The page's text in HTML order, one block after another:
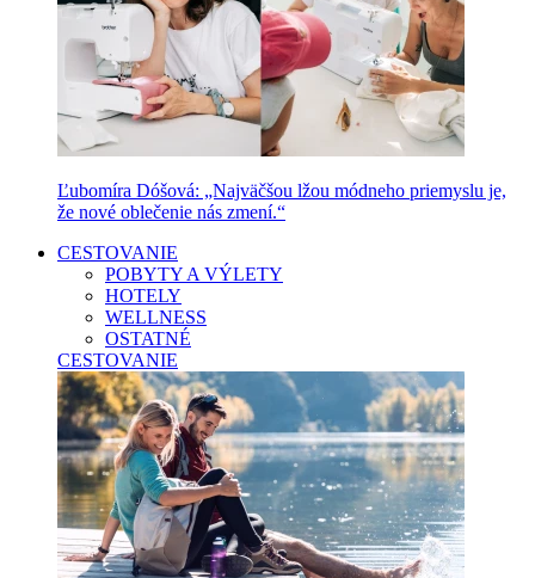
Ľubomíra Dóšová: „Najväčšou lžou módneho priemyslu je,
že nové oblečenie nás zmení.“
CESTOVANIE
POBYTY A VÝLETY
HOTELY
WELLNESS
OSTATNÉ
CESTOVANIE